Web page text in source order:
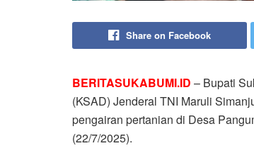
Share on Facebook
BERITASUKABUMI.ID – Bupati
(KSAD) Jenderal TNI Maruli
pengairan pertanian di Desa
(22/7/2025).